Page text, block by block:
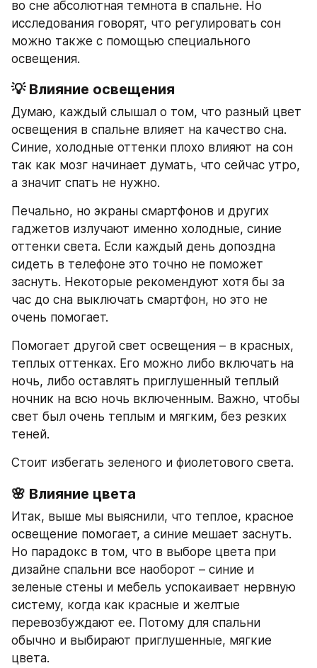
во сне абсолютная темнота в спальне. Но
исследования говорят, что регулировать сон
можно также с помощью специального
освещения.
💡 Влияние освещения
Думаю, каждый слышал о том, что разный цвет
освещения в спальне влияет на качество сна.
Синие, холодные оттенки плохо влияют на сон
так как мозг начинает думать, что сейчас утро,
а значит спать не нужно.
Печально, но экраны смартфонов и других
гаджетов излучают именно холодные, синие
оттенки света. Если каждый день допоздна
сидеть в телефоне это точно не поможет
заснуть. Некоторые рекомендуют хотя бы за
час до сна выключать смартфон, но это не
очень помогает.
Помогает другой свет освещения – в красных,
теплых оттенках. Его можно либо включать на
ночь, либо оставлять приглушенный теплый
ночник на всю ночь включенным. Важно, чтобы
свет был очень теплым и мягким, без резких
теней.
Стоит избегать зеленого и фиолетового света.
🌸 Влияние цвета
Итак, выше мы выяснили, что теплое, красное
освещение помогает, а синие мешает заснуть.
Но парадокс в том, что в выборе цвета при
дизайне спальни все наоборот – синие и
зеленые стены и мебель успокаивает нервную
систему, когда как красные и желтые
перевозбуждают ее. Потому для спальни
обычно и выбирают приглушенные, мягкие
цвета.